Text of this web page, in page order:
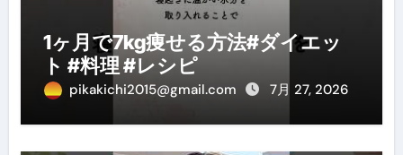
1ヶ月で7kg痩せる方法#ダイエッ
ト #料理 #レシピ
pikakichi2015@gmail.com 7月 27, 2026